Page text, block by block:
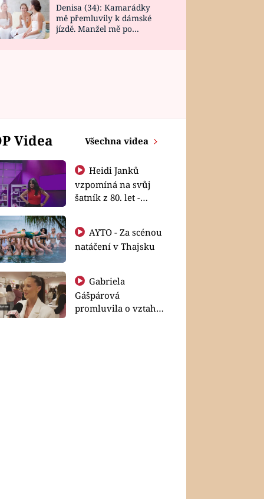
Denisa (34): Kamarádky
mě přemluvily k dámské
jízdě. Manžel mě po
Videa Všechna videa
Heidi Janků
vzpomíná na svůj
šatník z 80. let -
natáčení v Thajsku
Gabriela
Gášpárová
promluvila o vztahu